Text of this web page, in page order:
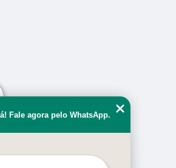
›
Fale agora pelo WhatsApp.